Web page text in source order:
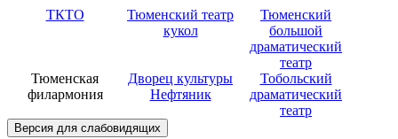
ТКТО
Тюменский театр
кукол
Тюменский
большой
драматический
театр
Тюменская
филармония
Дворец культуры
Нефтяник
Тобольский
драматический
театр
Версия для слабовидящих